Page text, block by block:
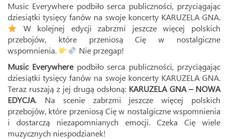
Music Everywhere podbiło serca publiczności, przyciągając
dziesiątki tysięcy fanów na swoje koncerty KARUZELA GNA.
W kolejnej edycji zabrzmi jeszcze więcej polskich
przebojów, które przeniosą Cię w nostalgiczne
wspomnienia.
Nie przegap!
Music Everywherepodbiło serca publiczności, przyciągając
dziesiątki tysięcy fanów na swoje koncerty KARUZELA GNA.
Teraz ruszają z jej drugą odsłoną: KARUZELA GNA – NOWA
EDYCJA. Na scenie zabrzmi jeszcze więcej polskich
przebojów, które przeniosą Cię w nostalgiczne wspomnienia
i dostarczą niezapomnianych emocji. Czeka Cię wiele
muzycznych niespodzianek!